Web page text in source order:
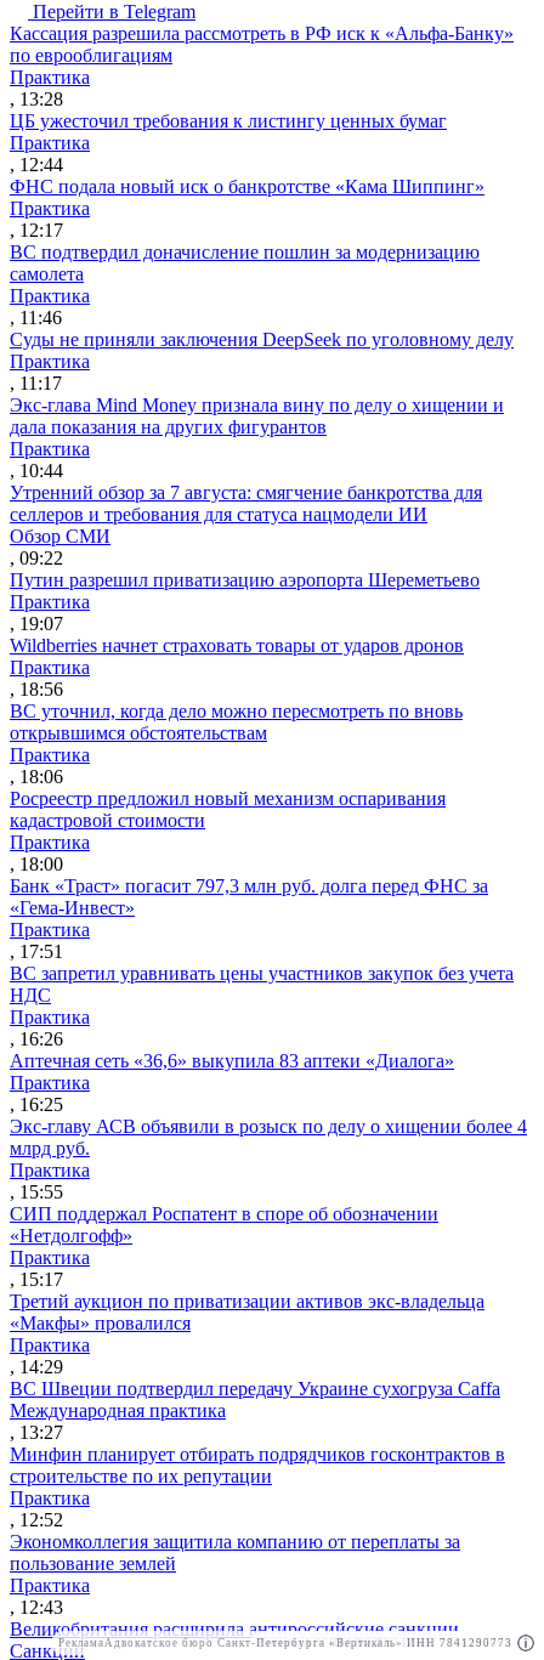
РекламаАО"ПРАВО.РУ" ИНН: 7708095468
Перейти в Telegram
Кассация разрешила рассмотреть в РФ иск к «Альфа-Банку»
по еврооблигациям
Практика
, 13:28
ЦБ ужесточил требования к листингу ценных бумаг
Практика
, 12:44
ФНС подала новый иск о банкротстве «Кама Шиппинг»
Практика
, 12:17
ВС подтвердил доначисление пошлин за модернизацию
самолета
Практика
, 11:46
Суды не приняли заключения DeepSeek по уголовному делу
Практика
, 11:17
Экс-глава Mind Money признала вину по делу о хищении и
дала показания на других фигурантов
Практика
, 10:44
Утренний обзор за 7 августа: смягчение банкротства для
селлеров и требования для статуса нацмодели ИИ
Обзор СМИ
, 09:22
Путин разрешил приватизацию аэропорта Шереметьево
Практика
, 19:07
Wildberries начнет страховать товары от ударов дронов
Практика
, 18:56
ВС уточнил, когда дело можно пересмотреть по вновь
открывшимся обстоятельствам
Практика
, 18:06
Росреестр предложил новый механизм оспаривания
кадастровой стоимости
Практика
, 18:00
Банк «Траст» погасит 797,3 млн руб. долга перед ФНС за
«Гема-Инвест»
Практика
, 17:51
ВС запретил уравнивать цены участников закупок без учета
НДС
Практика
, 16:26
Аптечная сеть «36,6» выкупила 83 аптеки «Диалога»
Практика
, 16:25
Экс-главу АСВ объявили в розыск по делу о хищении более 4
млрд руб.
Практика
, 15:55
СИП поддержал Роспатент в споре об обозначении
«Нетдолгофф»
Практика
, 15:17
Третий аукцион по приватизации активов экс-владельца
«Макфы» провалился
Практика
, 14:29
ВС Швеции подтвердил передачу Украине сухогруза Caffa
Международная практика
, 13:27
Минфин планирует отбирать подрядчиков госконтрактов в
строительстве по их репутации
Практика
, 12:52
Экономколлегия защитила компанию от переплаты за
пользование землей
Практика
, 12:43
Великобритания расширила антироссийские санкции
Санкции
Реклама Адвокатское бюро Санкт-Петербурга «Вертикаль» ИНН 7841290773